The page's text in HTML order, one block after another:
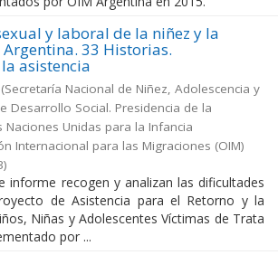
y laboral de la niñez y la
33 Historias.
asistencia
(Secretaría Nacional de Niñez, Adolescencia y
Desarrollo Social. Presidencia de la
Naciones Unidas para la Infancia
Internacional para las Migraciones (OIM)
)
informe recogen y analizan las dificultades
de Asistencia para el Retorno y la
Niñas y Adolescentes Víctimas de Trata
por ...